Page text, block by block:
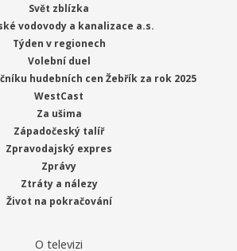
Svět zblízka
vodovody a kanalizace a.s.
Týden v regionech
Volební duel
hudebních cen Žebřík za rok 2025
WestCast
Za ušima
Západočeský talíř
Zpravodajský expres
Zprávy
Ztráty a nálezy
Život na pokračování
O televizi